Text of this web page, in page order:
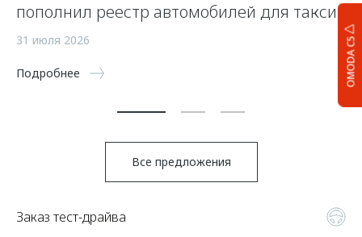
OMODA C5
пополнил реестр автомобилей для такси
31 июля 2026
Подробнее
5
Все предложения
Заказ тест-драйва